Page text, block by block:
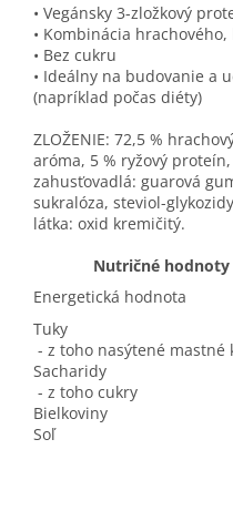
• Vegánsky 3-zložkový
• Kombinácia
• Bez cukru
• Ideálny na budovanie a
(napríklad počas diéty)
ZLOŽENIE: 72,5 %
aróma, 5 % ryžový
zahusťovadlá: guarová
sukralóza, steviol-
látka: oxid kremičitý.
Nutričné hodnoty
Energetická hodnota
Tuky
- z toho nasýtené mastné
Sacharidy
- z toho cukry
Bielkoviny
Soľ